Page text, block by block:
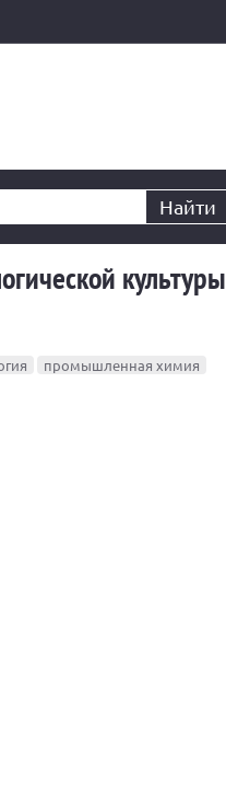
Найти
культуры
промышленная химия